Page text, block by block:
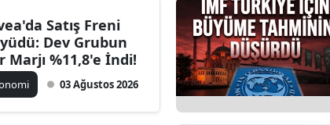
Satış Freni
Dev Grubun
Marjı %11,8'e İndi!
03 Ağustos 2026